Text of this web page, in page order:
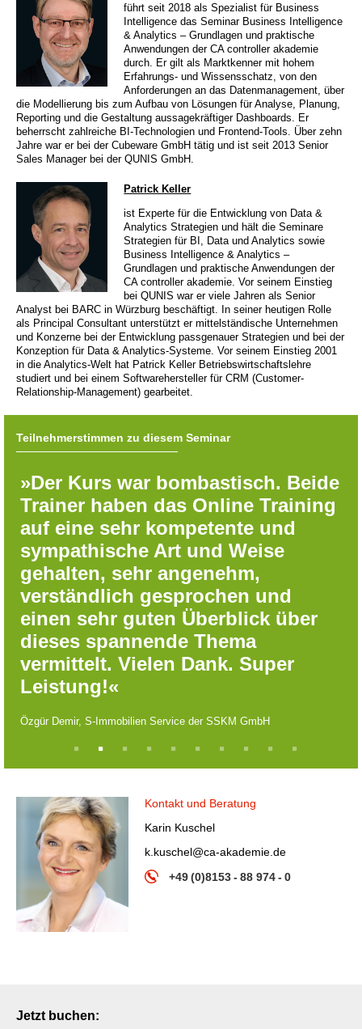
führt seit 2018 als Spezialist für Business
Intelligence das Seminar Business Intelligence
& Analytics – Grundlagen und praktische
Anwendungen der CA controller akademie
durch. Er gilt als Marktkenner mit hohem
Erfahrungs- und Wissensschatz, von den
Anforderungen an das Datenmanagement, über
die Modellierung bis zum Aufbau von Lösungen für Analyse, Planung,
Reporting und die Gestaltung aussagekräftiger Dashboards. Er
beherrscht zahlreiche BI-Technologien und Frontend-Tools. Über zehn
Jahre war er bei der Cubeware GmbH tätig und ist seit 2013 Senior
Sales Manager bei der QUNIS GmbH.
Patrick Keller
ist Experte für die Entwicklung von Data &
Analytics Strategien und hält die Seminare
Strategien für BI, Data und Analytics sowie
Business Intelligence & Analytics –
Grundlagen und praktische Anwendungen der
CA controller akademie. Vor seinem Einstieg
bei QUNIS war er viele Jahren als Senior
Analyst bei BARC in Würzburg beschäftigt. In seiner heutigen Rolle
als Principal Consultant unterstützt er mittelständische Unternehmen
und Konzerne bei der Entwicklung passgenauer Strategien und bei der
Konzeption für Data & Analytics-Systeme. Vor seinem Einstieg 2001
in die Analytics-Welt hat Patrick Keller Betriebswirtschaftslehre
studiert und bei einem Softwarehersteller für CRM (Customer-
Relationship-Management) gearbeitet.
Teilnehmerstimmen zu diesem Seminar
»Der Kurs war bombastisch. Beide
Trainer haben das Online Training
auf eine sehr kompetente und
sympathische Art und Weise
gehalten, sehr angenehm,
verständlich gesprochen und
einen sehr guten Überblick über
dieses spannende Thema
vermittelt. Vielen Dank. Super
Leistung!«
Özgür Demir, S-Immobilien Service der SSKM GmbH
1 2 3 4 5 6 7 8 9 10
Kontakt und Beratung
Karin Kuschel
k.kuschel@ca-akademie.de
+49 (0)8153 - 88 974 - 0
Jetzt buchen: